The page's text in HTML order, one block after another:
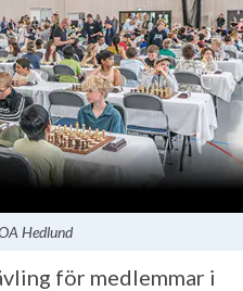
Hedlund
för medlemmar i